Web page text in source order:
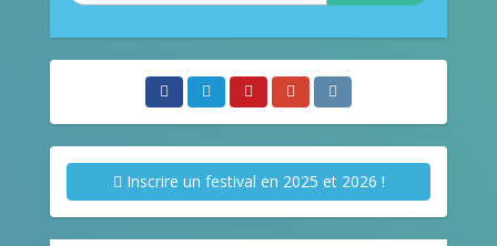
Inscrire un festival en 2025 et 2026 !